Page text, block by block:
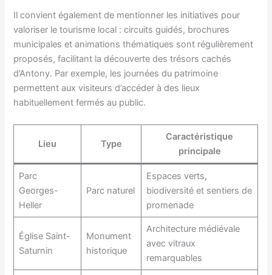
Il convient également de mentionner les initiatives pour
valoriser le tourisme local : circuits guidés, brochures
municipales et animations thématiques sont régulièrement
proposés, facilitant la découverte des trésors cachés
d’Antony. Par exemple, les journées du patrimoine
permettent aux visiteurs d’accéder à des lieux
habituellement fermés au public.
Lieu Type
Caractéristique
principale
Parc
Georges-
Heller
Parc naturel
Espaces verts,
biodiversité et sentiers de
promenade
Église Saint-
Saturnin
Monument
historique
Architecture médiévale
avec vitraux
remarquables